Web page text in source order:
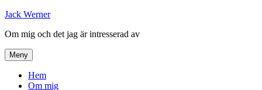
Hoppa
innehåll
Jack Werner
Om mig och det jag är intresserad av
Meny
Hem
Om mig